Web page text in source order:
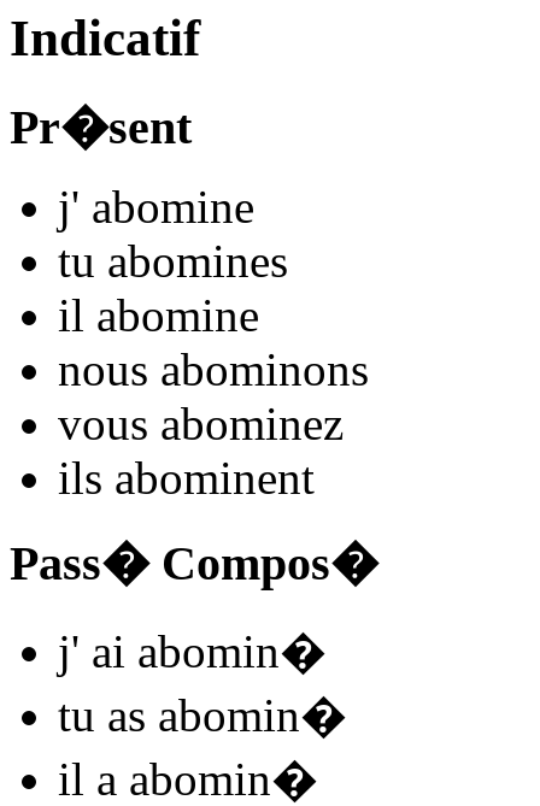
Indicatif
Pr�sent
j' abomine
tu abomines
il abomine
nous abominons
vous abominez
ils abominent
Pass� Compos�
j' ai abomin�
tu as abomin�
il a abomin�